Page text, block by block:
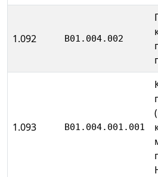
1.092 B01.004.002
1.093 B01.004.001.001